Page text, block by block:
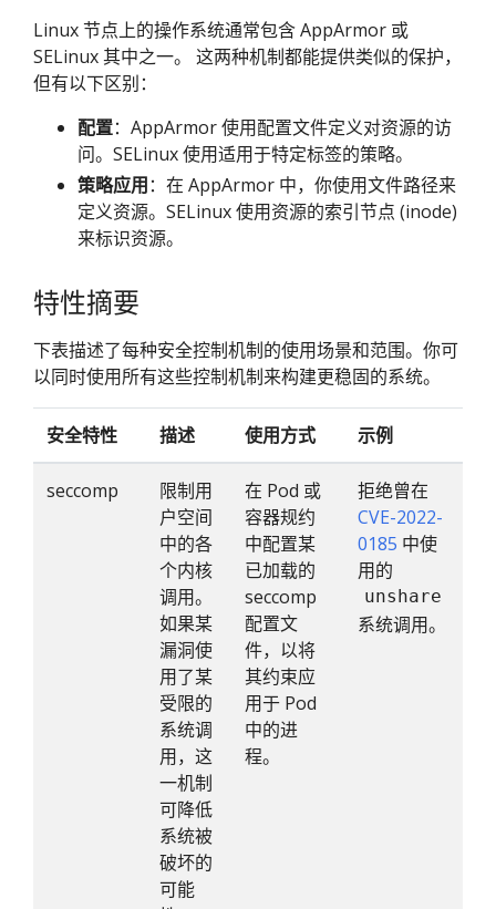
Linux 节点上的操作系统通常包含 AppArmor 或
SELinux 其中之一。 这两种机制都能提供类似的保护，
但有以下区别：
配置：AppArmor 使用配置文件定义对资源的访
问。SELinux 使用适用于特定标签的策略。
策略应用：在 AppArmor 中，你使用文件路径来
定义资源。SELinux 使用资源的索引节点 (inode)
来标识资源。
特性摘要
下表描述了每种安全控制机制的使用场景和范围。你可
以同时使用所有这些控制机制来构建更稳固的系统。
安全特性 描述 使用方式 示例
seccomp
限制用
户空间
中的各
个内核
调用。
如果某
漏洞使
用了某
受限的
系统调
用，这
一机制
可降低
系统被
破坏的
可能
在 Pod 或
容器规约
中配置某
已加载的
seccomp
配置文
件，以将
其约束应
用于 Pod
中的进
程。
拒绝曾在
CVE-2022-
0185 中使
用的
unshare
系统调用。